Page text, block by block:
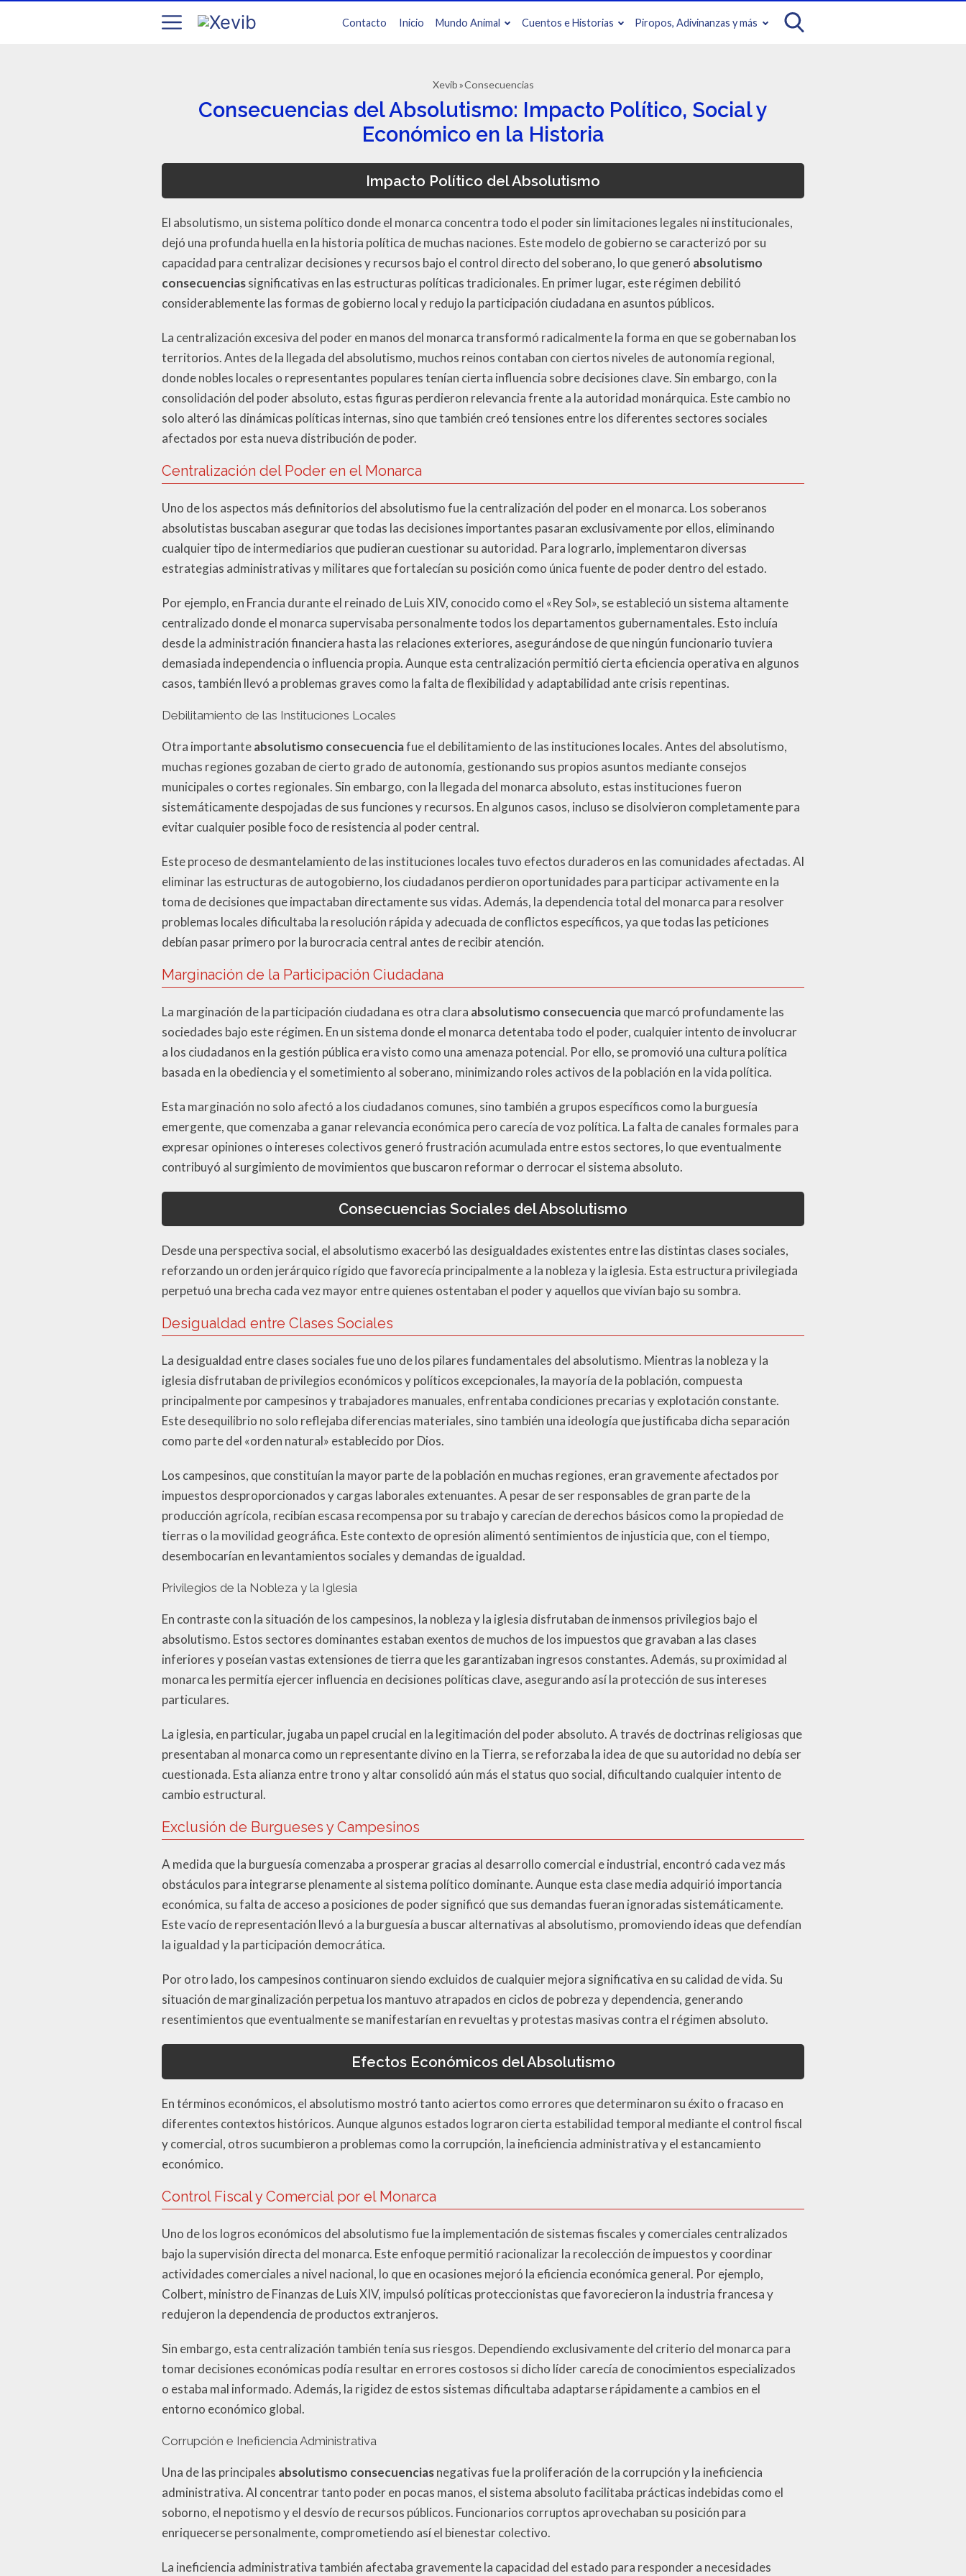
Contacto Inicio Mundo Animal Cuentos e Historias Piropos, Adivinanzas y más
Xevib Consecuencias
Consecuencias del Absolutismo: Impacto Político, Social y
Económico en la Historia
Impacto Político del Absolutismo
El absolutismo, un sistema político donde el monarca concentra todo el poder sin limitaciones legales ni institucionales,
dejó una profunda huella en la historia política de muchas naciones. Este modelo de gobierno se caracterizó por su
capacidad para centralizar decisiones y recursos bajo el control directo del soberano, lo que generó absolutismo
consecuenciassignificativas en las estructuras políticas tradicionales. En primer lugar, este régimen debilitó
considerablemente las formas de gobierno local y redujo la participación ciudadana en asuntos públicos.
La centralización excesiva del poder en manos del monarca transformó radicalmente la forma en que se gobernaban los
territorios. Antes de la llegada del absolutismo, muchos reinos contaban con ciertos niveles de autonomía regional,
donde nobles locales o representantes populares tenían cierta influencia sobre decisiones clave. Sin embargo, con la
consolidación del poder absoluto, estas figuras perdieron relevancia frente a la autoridad monárquica. Este cambio no
solo alteró las dinámicas políticas internas, sino que también creó tensiones entre los diferentes sectores sociales
afectados por esta nueva distribución de poder.
Centralización del Poder en el Monarca
Uno de los aspectos más definitorios del absolutismo fue la centralización del poder en el monarca. Los soberanos
absolutistas buscaban asegurar que todas las decisiones importantes pasaran exclusivamente por ellos, eliminando
cualquier tipo de intermediarios que pudieran cuestionar su autoridad. Para lograrlo, implementaron diversas
estrategias administrativas y militares que fortalecían su posición como única fuente de poder dentro del estado.
Por ejemplo, en Francia durante el reinado de Luis XIV, conocido como el «Rey Sol», se estableció un sistema altamente
centralizado donde el monarca supervisaba personalmente todos los departamentos gubernamentales. Esto incluía
desde la administración financiera hasta las relaciones exteriores, asegurándose de que ningún funcionario tuviera
demasiada independencia o influencia propia. Aunque esta centralización permitió cierta eficiencia operativa en algunos
casos, también llevó a problemas graves como la falta de flexibilidad y adaptabilidad ante crisis repentinas.
Debilitamiento de las Instituciones Locales
Otra importanteabsolutismo consecuenciafue el debilitamiento de las instituciones locales. Antes del absolutismo,
muchas regiones gozaban de cierto grado de autonomía, gestionando sus propios asuntos mediante consejos
municipales o cortes regionales. Sin embargo, con la llegada del monarca absoluto, estas instituciones fueron
sistemáticamente despojadas de sus funciones y recursos. En algunos casos, incluso se disolvieron completamente para
evitar cualquier posible foco de resistencia al poder central.
Este proceso de desmantelamiento de las instituciones locales tuvo efectos duraderos en las comunidades afectadas. Al
eliminar las estructuras de autogobierno, los ciudadanos perdieron oportunidades para participar activamente en la
toma de decisiones que impactaban directamente sus vidas. Además, la dependencia total del monarca para resolver
problemas locales dificultaba la resolución rápida y adecuada de conflictos específicos, ya que todas las peticiones
debían pasar primero por la burocracia central antes de recibir atención.
Marginación de la Participación Ciudadana
La marginación de la participación ciudadana es otra clara absolutismo consecuenciaque marcó profundamente las
sociedades bajo este régimen. En un sistema donde el monarca detentaba todo el poder, cualquier intento de involucrar
a los ciudadanos en la gestión pública era visto como una amenaza potencial. Por ello, se promovió una cultura política
basada en la obediencia y el sometimiento al soberano, minimizando roles activos de la población en la vida política.
Esta marginación no solo afectó a los ciudadanos comunes, sino también a grupos específicos como la burguesía
emergente, que comenzaba a ganar relevancia económica pero carecía de voz política. La falta de canales formales para
expresar opiniones o intereses colectivos generó frustración acumulada entre estos sectores, lo que eventualmente
contribuyó al surgimiento de movimientos que buscaron reformar o derrocar el sistema absoluto.
Consecuencias Sociales del Absolutismo
Desde una perspectiva social, el absolutismo exacerbó las desigualdades existentes entre las distintas clases sociales,
reforzando un orden jerárquico rígido que favorecía principalmente a la nobleza y la iglesia. Esta estructura privilegiada
perpetuó una brecha cada vez mayor entre quienes ostentaban el poder y aquellos que vivían bajo su sombra.
Desigualdad entre Clases Sociales
La desigualdad entre clases sociales fue uno de los pilares fundamentales del absolutismo. Mientras la nobleza y la
iglesia disfrutaban de privilegios económicos y políticos excepcionales, la mayoría de la población, compuesta
principalmente por campesinos y trabajadores manuales, enfrentaba condiciones precarias y explotación constante.
Este desequilibrio no solo reflejaba diferencias materiales, sino también una ideología que justificaba dicha separación
como parte del «orden natural» establecido por Dios.
Los campesinos, que constituían la mayor parte de la población en muchas regiones, eran gravemente afectados por
impuestos desproporcionados y cargas laborales extenuantes. A pesar de ser responsables de gran parte de la
producción agrícola, recibían escasa recompensa por su trabajo y carecían de derechos básicos como la propiedad de
tierras o la movilidad geográfica. Este contexto de opresión alimentó sentimientos de injusticia que, con el tiempo,
desembocarían en levantamientos sociales y demandas de igualdad.
Privilegios de la Nobleza y la Iglesia
En contraste con la situación de los campesinos, la nobleza y la iglesia disfrutaban de inmensos privilegios bajo el
absolutismo. Estos sectores dominantes estaban exentos de muchos de los impuestos que gravaban a las clases
inferiores y poseían vastas extensiones de tierra que les garantizaban ingresos constantes. Además, su proximidad al
monarca les permitía ejercer influencia en decisiones políticas clave, asegurando así la protección de sus intereses
particulares.
La iglesia, en particular, jugaba un papel crucial en la legitimación del poder absoluto. A través de doctrinas religiosas que
presentaban al monarca como un representante divino en la Tierra, se reforzaba la idea de que su autoridad no debía ser
cuestionada. Esta alianza entre trono y altar consolidó aún más el status quo social, dificultando cualquier intento de
cambio estructural.
Exclusión de Burgueses y Campesinos
A medida que la burguesía comenzaba a prosperar gracias al desarrollo comercial e industrial, encontró cada vez más
obstáculos para integrarse plenamente al sistema político dominante. Aunque esta clase media adquirió importancia
económica, su falta de acceso a posiciones de poder significó que sus demandas fueran ignoradas sistemáticamente.
Este vacío de representación llevó a la burguesía a buscar alternativas al absolutismo, promoviendo ideas que defendían
la igualdad y la participación democrática.
Por otro lado, los campesinos continuaron siendo excluidos de cualquier mejora significativa en su calidad de vida. Su
situación de marginalización perpetua los mantuvo atrapados en ciclos de pobreza y dependencia, generando
resentimientos que eventualmente se manifestarían en revueltas y protestas masivas contra el régimen absoluto.
Efectos Económicos del Absolutismo
En términos económicos, el absolutismo mostró tanto aciertos como errores que determinaron su éxito o fracaso en
diferentes contextos históricos. Aunque algunos estados lograron cierta estabilidad temporal mediante el control fiscal
y comercial, otros sucumbieron a problemas como la corrupción, la ineficiencia administrativa y el estancamiento
económico.
Control Fiscal y Comercial por el Monarca
Uno de los logros económicos del absolutismo fue la implementación de sistemas fiscales y comerciales centralizados
bajo la supervisión directa del monarca. Este enfoque permitió racionalizar la recolección de impuestos y coordinar
actividades comerciales a nivel nacional, lo que en ocasiones mejoró la eficiencia económica general. Por ejemplo,
Colbert, ministro de Finanzas de Luis XIV, impulsó políticas proteccionistas que favorecieron la industria francesa y
redujeron la dependencia de productos extranjeros.
Sin embargo, esta centralización también tenía sus riesgos. Dependiendo exclusivamente del criterio del monarca para
tomar decisiones económicas podía resultar en errores costosos si dicho líder carecía de conocimientos especializados
o estaba mal informado. Además, la rigidez de estos sistemas dificultaba adaptarse rápidamente a cambios en el
entorno económico global.
Corrupción e Ineficiencia Administrativa
Una de las principales absolutismo consecuenciasnegativas fue la proliferación de la corrupción y la ineficiencia
administrativa. Al concentrar tanto poder en pocas manos, el sistema absoluto facilitaba prácticas indebidas como el
soborno, el nepotismo y el desvío de recursos públicos. Funcionarios corruptos aprovechaban su posición para
enriquecerse personalmente, comprometiendo así el bienestar colectivo.
La ineficiencia administrativa también afectaba gravemente la capacidad del estado para responder a necesidades